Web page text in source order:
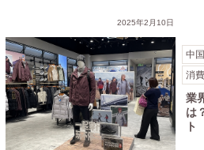
2025年2月10日
中
消
業
は
ト